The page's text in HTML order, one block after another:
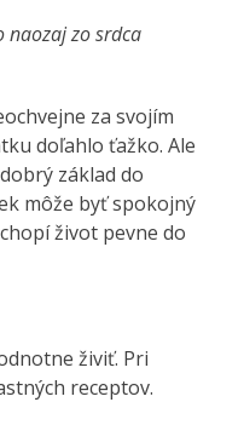
naozaj zo srdca
za svojím
doľahlo ťažko. Ale
základ do
môže byť spokojný
život pevne do
živiť. Pri
receptov.